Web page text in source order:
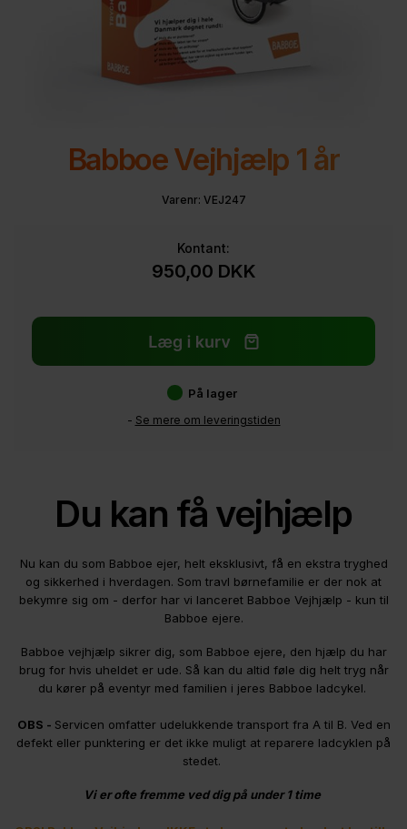
Babboe Vejhjælp 1 år
Varenr: VEJ247
Kontant:
950,00 DKK
På lager
- Se mere om leveringstiden
Du kan få vejhjælp
Nu kan du som Babboe ejer, helt eksklusivt, få en ekstra tryghed
og sikkerhed i hverdagen. Som travl børnefamilie er der nok at
bekymre sig om - derfor har vi lanceret Babboe Vejhjælp - kun til
Babboe ejere.
Babboe vejhjælp sikrer dig, som Babboe ejere, den hjælp du har
brug for hvis uheldet er ude. Så kan du altid føle dig helt tryg når
du kører på eventyr med familien i jeres Babboe ladcykel.
OBS - Servicen omfatter udelukkende transport fra A til B. Ved en
defekt eller punktering er det ikke muligt at reparere ladcyklen på
stedet.
Vi er ofte fremme ved dig på under 1 time